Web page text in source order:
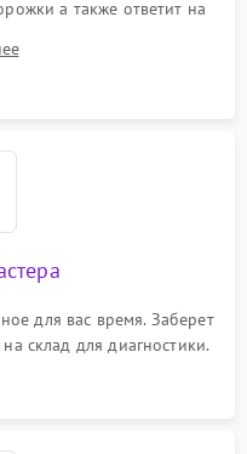
а также ответит на
для вас время. Заберет
склад для диагностики.